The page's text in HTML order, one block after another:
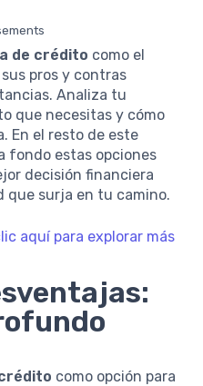
de crédito como el
pros y contras
Analiza tu
que necesitas y cómo
En el resto de este
fondo estas opciones
decisión financiera
surja en tu camino.
aquí para explorar más
como opción para